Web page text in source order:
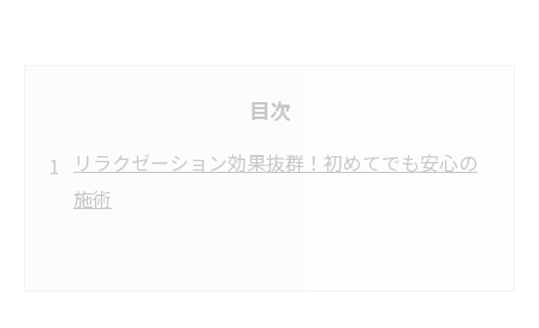
目次
リラクゼーション効果抜群！初めてでも安心の
施術